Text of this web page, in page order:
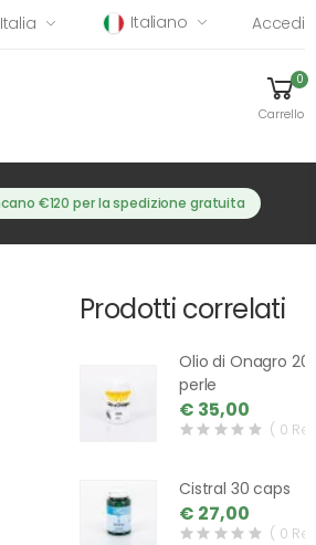
Italia Italiano Accedi
0
Carrello
€120 per la spedizione gratuita
Prodotti correlati
Olio di Onagro
perle
€ 35,00
( 0
Cistral 30 caps
€ 27,00
( 0